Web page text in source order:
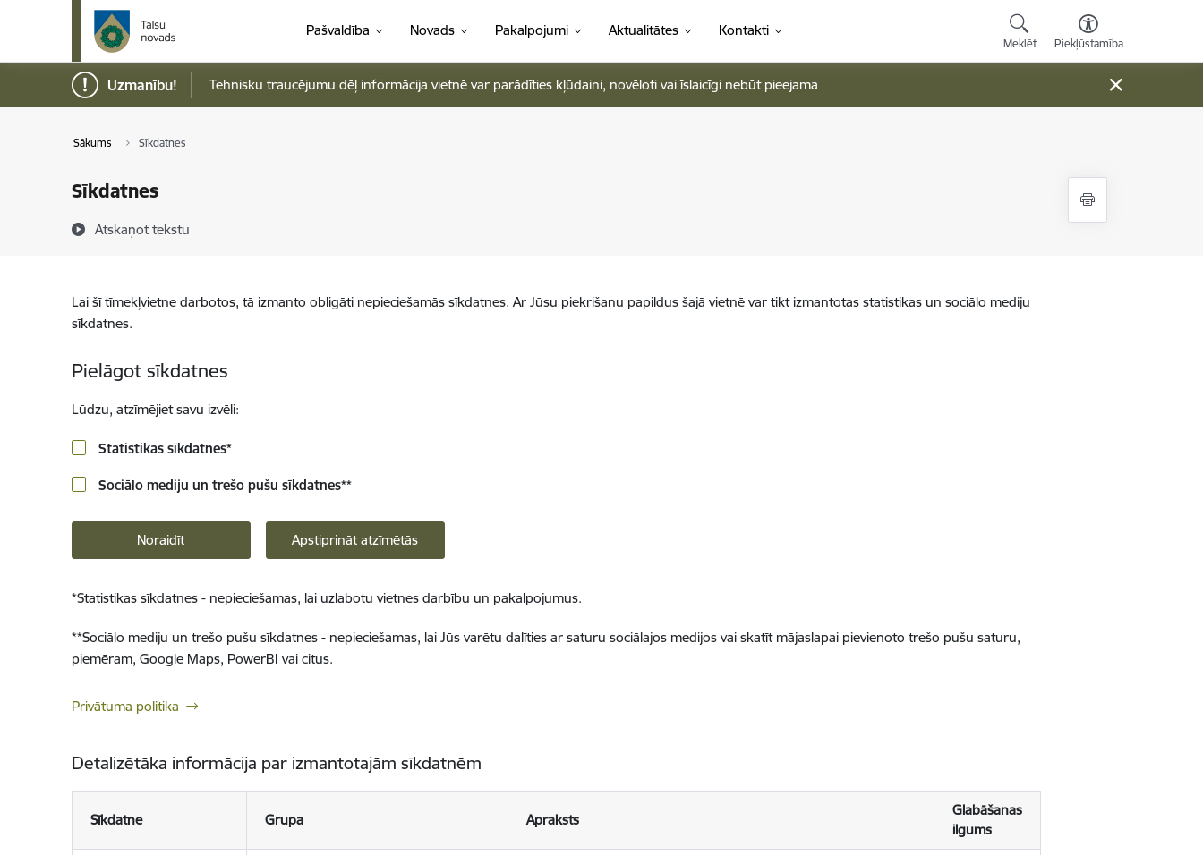
Pāriet uz lapas saturu
Pašvaldība Novads Pakalpojumi Aktualitātes Kontakti
Meklēt Piekļūstamība
Uzmanību! Tehnisku traucējumu dēļ informācija vietnē var parādīties kļūdaini, novēloti vai īslaicīgi nebūt pieejama
Sākums Sīkdatnes
Sīkdatnes
Atskaņot tekstu
Lai šī tīmekļvietne darbotos, tā izmanto obligāti nepieciešamās sīkdatnes. Ar Jūsu piekrišanu papildus šajā vietnē var tikt izmantotas statistikas un sociālo mediju
sīkdatnes.
Pielāgot sīkdatnes
Lūdzu, atzīmējiet savu izvēli:
Statistikas sīkdatnes*
Sociālo mediju un trešo pušu sīkdatnes**
Noraidīt Apstiprināt atzīmētās
*Statistikas sīkdatnes - nepieciešamas, lai uzlabotu vietnes darbību un pakalpojumus.
**Sociālo mediju un trešo pušu sīkdatnes - nepieciešamas, lai Jūs varētu dalīties ar saturu sociālajos medijos vai skatīt mājaslapai pievienoto trešo pušu saturu,
piemēram, Google Maps, PowerBI vai citus.
Privātuma politika
Detalizētāka informācija par izmantotajām sīkdatnēm
Sīkdatne Grupa Apraksts
Glabāšanas
ilgums